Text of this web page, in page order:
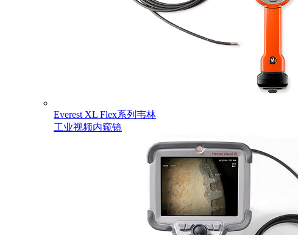
Everest XL Flex系列韦林
工业视频内窥镜